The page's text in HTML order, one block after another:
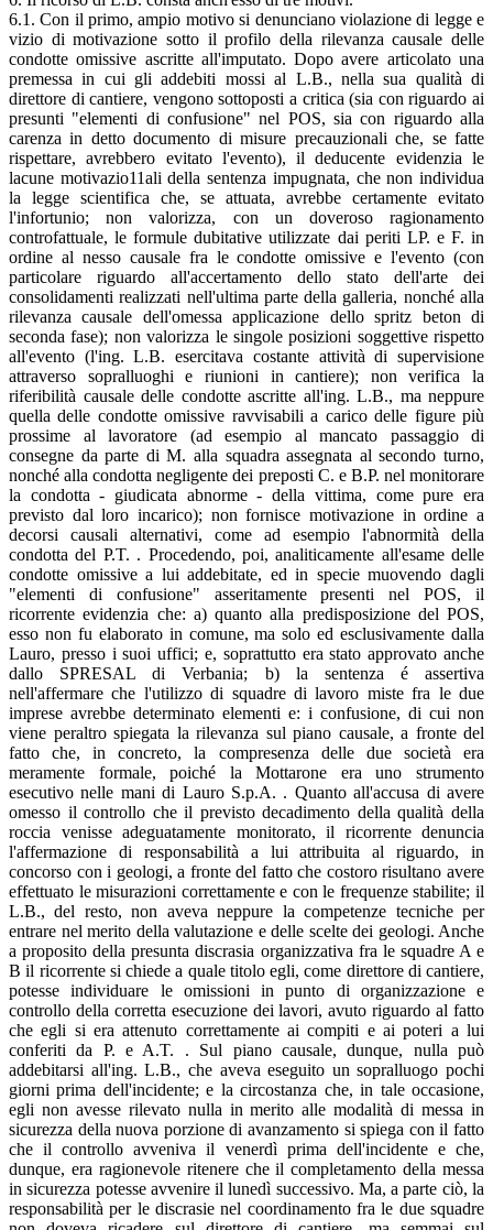
6.1. Con il primo, ampio motivo si denunciano violazione di legge e
vizio di motivazione sotto il profilo della rilevanza causale delle
condotte omissive ascritte all'imputato. Dopo avere articolato una
premessa in cui gli addebiti mossi al L.B., nella sua qualità di
direttore di cantiere, vengono sottoposti a critica (sia con riguardo ai
presunti "elementi di confusione" nel POS, sia con riguardo alla
carenza in detto documento di misure precauzionali che, se fatte
rispettare, avrebbero evitato l'evento), il deducente evidenzia le
lacune motivazio11ali della sentenza impugnata, che non individua
la legge scientifica che, se attuata, avrebbe certamente evitato
l'infortunio; non valorizza, con un doveroso ragionamento
controfattuale, le formule dubitative utilizzate dai periti LP. e F. in
ordine al nesso causale fra le condotte omissive e l'evento (con
particolare riguardo all'accertamento dello stato dell'arte dei
consolidamenti realizzati nell'ultima parte della galleria, nonché alla
rilevanza causale dell'omessa applicazione dello spritz beton di
seconda fase); non valorizza le singole posizioni soggettive rispetto
all'evento (l'ing. L.B. esercitava costante attività di supervisione
attraverso sopralluoghi e riunioni in cantiere); non verifica la
riferibilità causale delle condotte ascritte all'ing. L.B., ma neppure
quella delle condotte omissive ravvisabili a carico delle figure più
prossime al lavoratore (ad esempio al mancato passaggio di
consegne da parte di M. alla squadra assegnata al secondo turno,
nonché alla condotta negligente dei preposti C. e B.P. nel monitorare
la condotta - giudicata abnorme - della vittima, come pure era
previsto dal loro incarico); non fornisce motivazione in ordine a
decorsi causali alternativi, come ad esempio l'abnormità della
condotta del P.T. . Procedendo, poi, analiticamente all'esame delle
condotte omissive a lui addebitate, ed in specie muovendo dagli
"elementi di confusione" asseritamente presenti nel POS, il
ricorrente evidenzia che: a) quanto alla predisposizione del POS,
esso non fu elaborato in comune, ma solo ed esclusivamente dalla
Lauro, presso i suoi uffici; e, soprattutto era stato approvato anche
dallo SPRESAL di Verbania; b) la sentenza é assertiva
nell'affermare che l'utilizzo di squadre di lavoro miste fra le due
imprese avrebbe determinato elementi e: i confusione, di cui non
viene peraltro spiegata la rilevanza sul piano causale, a fronte del
fatto che, in concreto, la compresenza delle due società era
meramente formale, poiché la Mottarone era uno strumento
esecutivo nelle mani di Lauro S.p.A. . Quanto all'accusa di avere
omesso il controllo che il previsto decadimento della qualità della
roccia venisse adeguatamente monitorato, il ricorrente denuncia
l'affermazione di responsabilità a lui attribuita al riguardo, in
concorso con i geologi, a fronte del fatto che costoro risultano avere
effettuato le misurazioni correttamente e con le frequenze stabilite; il
L.B., del resto, non aveva neppure la competenze tecniche per
entrare nel merito della valutazione e delle scelte dei geologi. Anche
a proposito della presunta discrasia organizzativa fra le squadre A e
B il ricorrente si chiede a quale titolo egli, come direttore di cantiere,
potesse individuare le omissioni in punto di organizzazione e
controllo della corretta esecuzione dei lavori, avuto riguardo al fatto
che egli si era attenuto correttamente ai compiti e ai poteri a lui
conferiti da P. e A.T. . Sul piano causale, dunque, nulla può
addebitarsi all'ing. L.B., che aveva eseguito un sopralluogo pochi
giorni prima dell'incidente; e la circostanza che, in tale occasione,
egli non avesse rilevato nulla in merito alle modalità di messa in
sicurezza della nuova porzione di avanzamento si spiega con il fatto
che il controllo avveniva il venerdì prima dell'incidente e che,
dunque, era ragionevole ritenere che il completamento della messa
in sicurezza potesse avvenire il lunedì successivo. Ma, a parte ciò, la
responsabilità per le discrasie nel coordinamento fra le due squadre